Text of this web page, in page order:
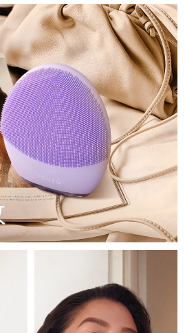
4 Men
anti-aging massage
4 mini
skin, T-zone
4 go
or gym bag
护肤
cleansers & balm
设备
devices
2 eyes & lips
line smoothing device
护理
anti-aging skincare
设备
facelift devices
LED
and red light therapy
3 mini
therapy device for young skin
go
red light therapy
& hydration
备
hydration devices
plus
silicone sonic toothbrush
smile
sonic toothbrush
baby
0-3
Whitening Set
备
sonic toothbrushes
aging
clinical anti-aging
clinical anti-aging set
Primer
primer
LED治疗
NEW
neck & décolleté LED mask
LED hand mask
strengthening scalp massager
Serum
probiotic serum
肤品
skincare
肌肤年轻化
NEW
Red Light Therapy
Red Light Therapy
Light Serum
预计送达日期8/14/26
预计送达日期8/14/26
预计送达日期 8/10/26
预计送达日期8/14/26
预计送达日期8/10/26
预计送达日期8/11/26
预计送达日期
预计送达日期8/10/26
预计送达日期8/10/26